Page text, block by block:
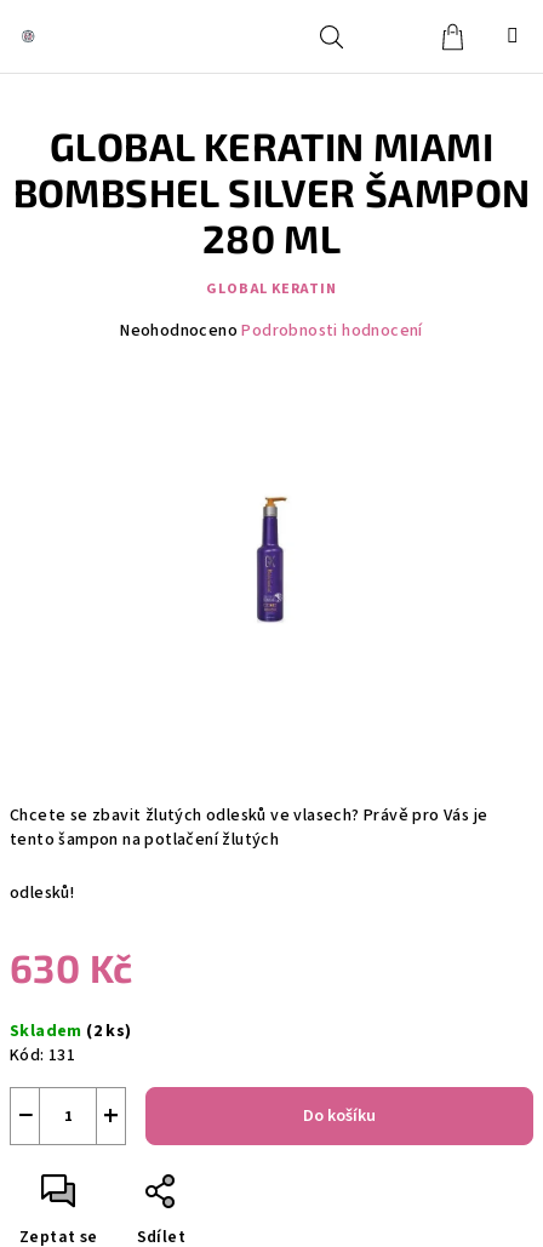
HledatPřihlášeníKošík
Chcete se zbavit žlutých odlesků ve vlasech? Právě pro Vás je
tento šampon na potlačení žlutých
odlesků!
630 Kč
cena:
Skladem (2 ks)
Kód: 131
+
− Do košíku
Zeptat se Sdílet
GLOBAL KERATIN MIAMI
BOMBSHEL SILVER ŠAMPON
280 ML
GLOBAL KERATIN
Průměrné
Neohodnoceno Podrobnosti hodnocení